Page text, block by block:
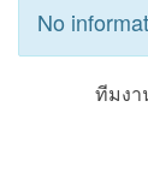
No
ทีมงา